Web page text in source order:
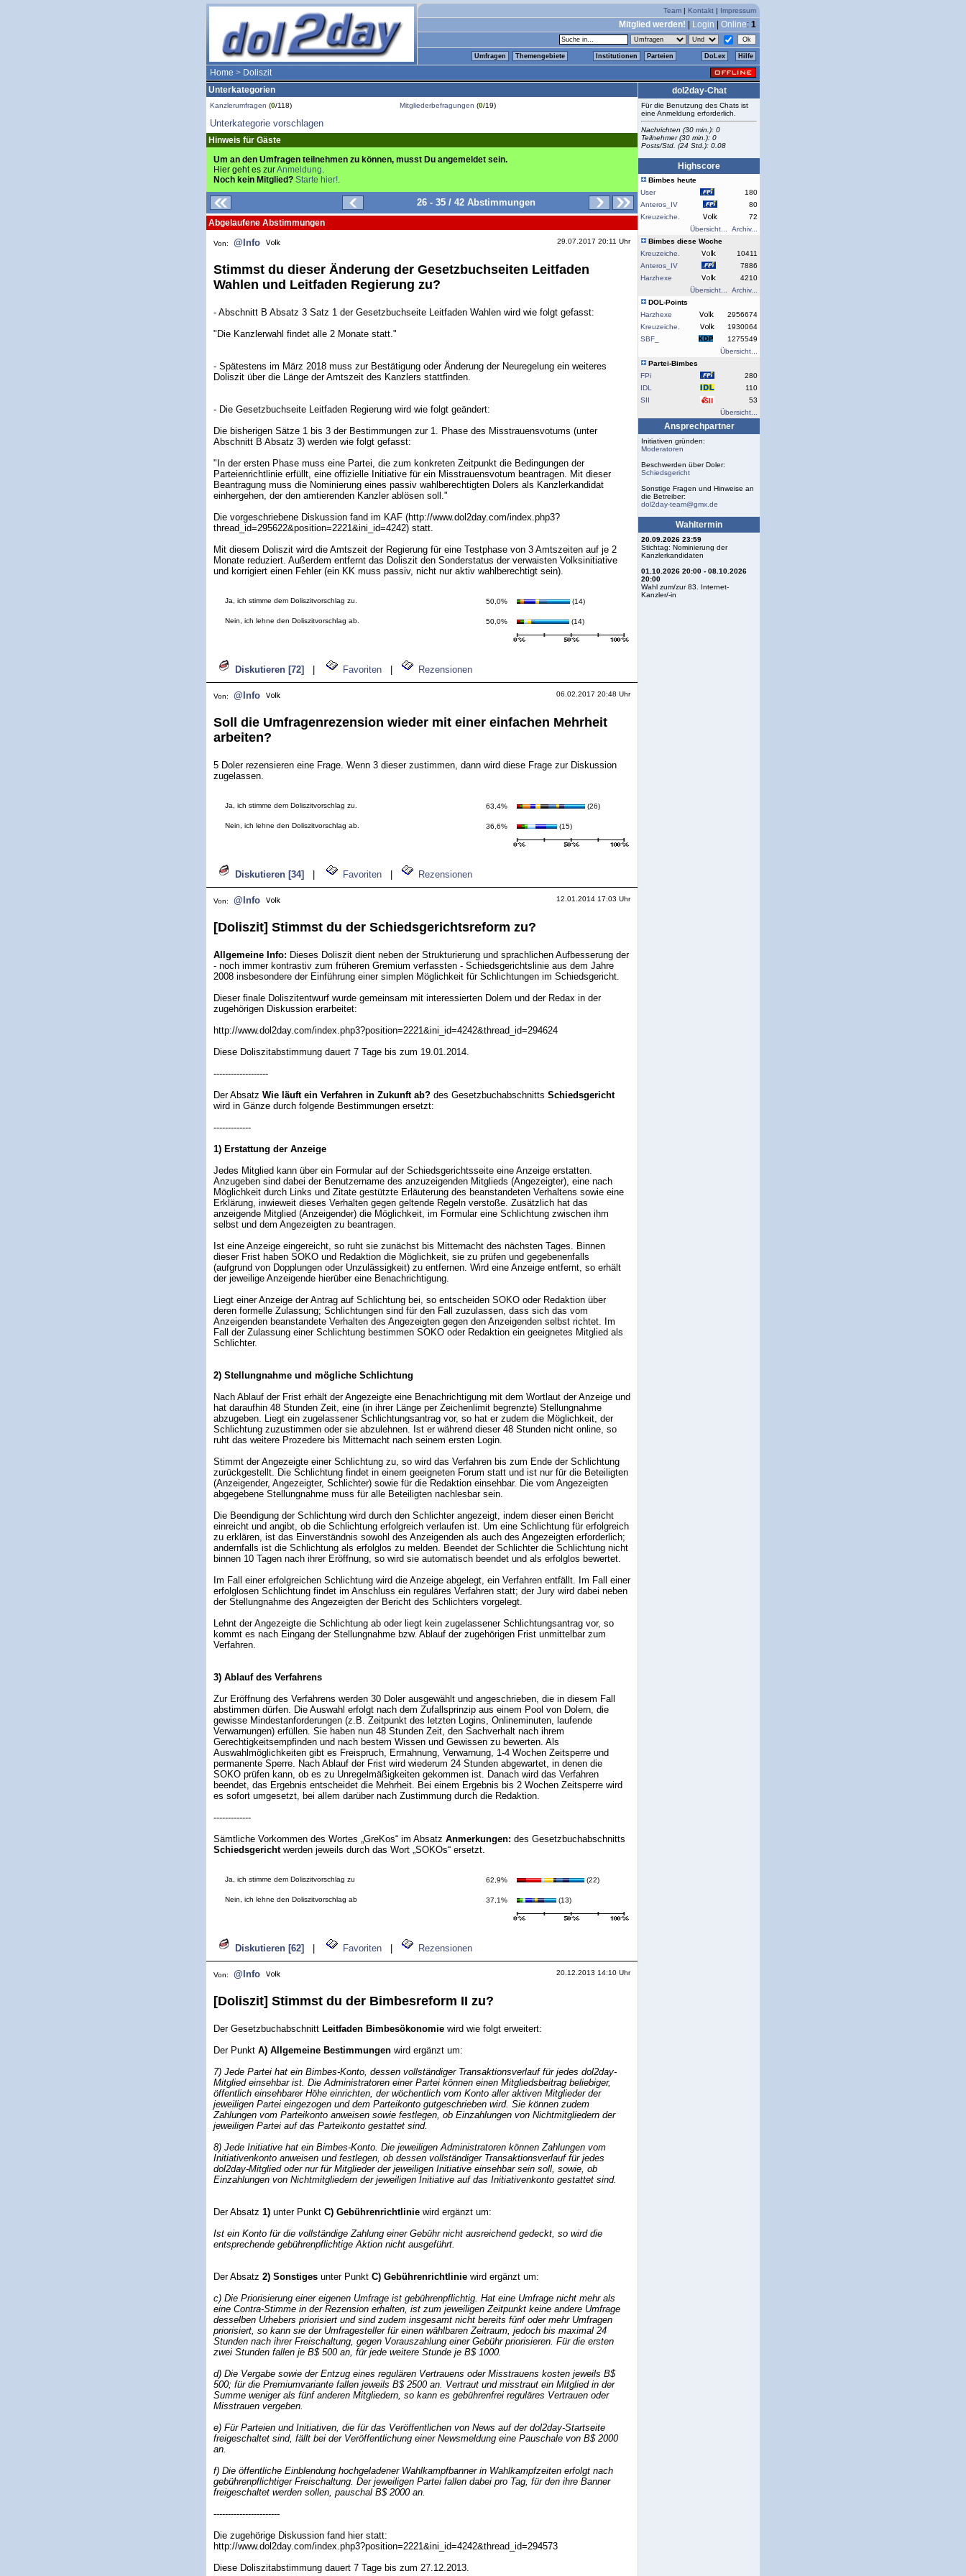
Team | Kontakt | Impressum
Mitglied werden! Login Online: 1
Umfragen Themengebiete Institutionen Parteien DoLex Hilfe
Home > Doliszit
Unterkategorien
Kanzlerumfragen (0/118) Mitgliederbefragungen (0/19)
Unterkategorie vorschlagen
Hinweis für Gäste
Um an den Umfragen teilnehmen zu können, musst Du angemeldet sein.
Hier geht es zurAnmeldung.
Noch kein Mitglied? Starte hier!.
26 - 35 / 42 Abstimmungen
Abgelaufene Abstimmungen
Von: @Info 29.07.2017 20:11 Uhr
Stimmst du dieser Änderung der Gesetzbuchseiten Leitfaden
Wahlen und Leitfaden Regierung zu?
- Abschnitt B Absatz 3 Satz 1 der Gesetzbuchseite Leitfaden Wahlen wird wie folgt gefasst:
"Die Kanzlerwahl findet alle 2 Monate statt."
- Spätestens im März 2018 muss zur Bestätigung oder Änderung der Neuregelung ein weiteres
Doliszit über die Länge der Amtszeit des Kanzlers stattfinden.
- Die Gesetzbuchseite Leitfaden Regierung wird wie folgt geändert:
Die bisherigen Sätze 1 bis 3 der Bestimmungen zur 1. Phase des Misstrauensvotums (unter
Abschnitt B Absatz 3) werden wie folgt gefasst:
"In der ersten Phase muss eine Partei, die zum konkreten Zeitpunkt die Bedingungen der
Parteienrichtlinie erfüllt, eine offizielle Initiative für ein Misstrauensvotum beantragen. Mit dieser
Beantragung muss die Nominierung eines passiv wahlberechtigten Dolers als Kanzlerkandidat
einhergehen, der den amtierenden Kanzler ablösen soll."
Die vorgeschriebene Diskussion fand im KAF (http://www.dol2day.com/index.php3?
thread_id=295622&position=2221&ini_id=4242) statt.
Mit diesem Doliszit wird die Amtszeit der Regierung für eine Testphase von 3 Amtszeiten auf je 2
Monate reduziert. Außerdem entfernt das Doliszit den Sonderstatus der verwaisten Volksinitiative
und korrigiert einen Fehler (ein KK muss passiv, nicht nur aktiv wahlberechtigt sein).
Ja, ich stimme dem Doliszitvorschlag zu. 50,0% (14)
Nein, ich lehne den Doliszitvorschlag ab. 50,0% (14)
Diskutieren [72] Favoriten Rezensionen
Von: @Info 06.02.2017 20:48 Uhr
Soll die Umfragenrezension wieder mit einer einfachen Mehrheit
arbeiten?
5 Doler rezensieren eine Frage. Wenn 3 dieser zustimmen, dann wird diese Frage zur Diskussion
zugelassen.
Ja, ich stimme dem Doliszitvorschlag zu. 63,4% (26)
Nein, ich lehne den Doliszitvorschlag ab. 36,6% (15)
Diskutieren [34] Favoriten Rezensionen
Von: @Info 12.01.2014 17:03 Uhr
[Doliszit] Stimmst du der Schiedsgerichtsreform zu?
Allgemeine Info: Dieses Doliszit dient neben der Strukturierung und sprachlichen Aufbesserung der
- noch immer kontrastiv zum früheren Gremium verfassten - Schiedsgerichtslinie aus dem Jahre
2008 insbesondere der Einführung einer simplen Möglichkeit für Schlichtungen im Schiedsgericht.
Dieser finale Doliszitentwurf wurde gemeinsam mit interessierten Dolern und der Redax in der
zugehörigen Diskussion erarbeitet:
http://www.dol2day.com/index.php3?position=2221&ini_id=4242&thread_id=294624
Diese Doliszitabstimmung dauert 7 Tage bis zum 19.01.2014.
-------------------
Der Absatz Wie läuft ein Verfahren in Zukunft ab? des Gesetzbuchabschnitts Schiedsgericht
wird in Gänze durch folgende Bestimmungen ersetzt:
-------------
1) Erstattung der Anzeige
Jedes Mitglied kann über ein Formular auf der Schiedsgerichtsseite eine Anzeige erstatten.
Anzugeben sind dabei der Benutzername des anzuzeigenden Mitglieds (Angezeigter), eine nach
Möglichkeit durch Links und Zitate gestützte Erläuterung des beanstandeten Verhaltens sowie eine
Erklärung, inwieweit dieses Verhalten gegen geltende Regeln verstoße. Zusätzlich hat das
anzeigende Mitglied (Anzeigender) die Möglichkeit, im Formular eine Schlichtung zwischen ihm
selbst und dem Angezeigten zu beantragen.
Ist eine Anzeige eingereicht, so ruht sie zunächst bis Mitternacht des nächsten Tages. Binnen
dieser Frist haben SOKO und Redaktion die Möglichkeit, sie zu prüfen und gegebenenfalls
(aufgrund von Dopplungen oder Unzulässigkeit) zu entfernen. Wird eine Anzeige entfernt, so erhält
der jeweilige Anzeigende hierüber eine Benachrichtigung.
Liegt einer Anzeige der Antrag auf Schlichtung bei, so entscheiden SOKO oder Redaktion über
deren formelle Zulassung; Schlichtungen sind für den Fall zuzulassen, dass sich das vom
Anzeigenden beanstandete Verhalten des Angezeigten gegen den Anzeigenden selbst richtet. Im
Fall der Zulassung einer Schlichtung bestimmen SOKO oder Redaktion ein geeignetes Mitglied als
Schlichter.
2) Stellungnahme und mögliche Schlichtung
Nach Ablauf der Frist erhält der Angezeigte eine Benachrichtigung mit dem Wortlaut der Anzeige und
hat daraufhin 48 Stunden Zeit, eine (in ihrer Länge per Zeichenlimit begrenzte) Stellungnahme
abzugeben. Liegt ein zugelassener Schlichtungsantrag vor, so hat er zudem die Möglichkeit, der
Schlichtung zuzustimmen oder sie abzulehnen. Ist er während dieser 48 Stunden nicht online, so
ruht das weitere Prozedere bis Mitternacht nach seinem ersten Login.
Stimmt der Angezeigte einer Schlichtung zu, so wird das Verfahren bis zum Ende der Schlichtung
zurückgestellt. Die Schlichtung findet in einem geeigneten Forum statt und ist nur für die Beteiligten
(Anzeigender, Angezeigter, Schlichter) sowie für die Redaktion einsehbar. Die vom Angezeigten
abgegebene Stellungnahme muss für alle Beteiligten nachlesbar sein.
Die Beendigung der Schlichtung wird durch den Schlichter angezeigt, indem dieser einen Bericht
einreicht und angibt, ob die Schlichtung erfolgreich verlaufen ist. Um eine Schlichtung für erfolgreich
zu erklären, ist das Einverständnis sowohl des Anzeigenden als auch des Angezeigten erforderlich;
andernfalls ist die Schlichtung als erfolglos zu melden. Beendet der Schlichter die Schlichtung nicht
binnen 10 Tagen nach ihrer Eröffnung, so wird sie automatisch beendet und als erfolglos bewertet.
Im Fall einer erfolgreichen Schlichtung wird die Anzeige abgelegt, ein Verfahren entfällt. Im Fall einer
erfolglosen Schlichtung findet im Anschluss ein reguläres Verfahren statt; der Jury wird dabei neben
der Stellungnahme des Angezeigten der Bericht des Schlichters vorgelegt.
Lehnt der Angezeigte die Schlichtung ab oder liegt kein zugelassener Schlichtungsantrag vor, so
kommt es nach Eingang der Stellungnahme bzw. Ablauf der zugehörigen Frist unmittelbar zum
Verfahren.
3) Ablauf des Verfahrens
Zur Eröffnung des Verfahrens werden 30 Doler ausgewählt und angeschrieben, die in diesem Fall
abstimmen dürfen. Die Auswahl erfolgt nach dem Zufallsprinzip aus einem Pool von Dolern, die
gewisse Mindestanforderungen (z.B. Zeitpunkt des letzten Logins, Onlineminuten, laufende
Verwarnungen) erfüllen. Sie haben nun 48 Stunden Zeit, den Sachverhalt nach ihrem
Gerechtigkeitsempfinden und nach bestem Wissen und Gewissen zu bewerten. Als
Auswahlmöglichkeiten gibt es Freispruch, Ermahnung, Verwarnung, 1-4 Wochen Zeitsperre und
permanente Sperre. Nach Ablauf der Frist wird wiederum 24 Stunden abgewartet, in denen die
SOKO prüfen kann, ob es zu Unregelmäßigkeiten gekommen ist. Danach wird das Verfahren
beendet, das Ergebnis entscheidet die Mehrheit. Bei einem Ergebnis bis 2 Wochen Zeitsperre wird
es sofort umgesetzt, bei allem darüber nach Zustimmung durch die Redaktion.
-------------
Sämtliche Vorkommen des Wortes „GreKos“ im Absatz Anmerkungen: des Gesetzbuchabschnitts
Schiedsgerichtwerden jeweils durch das Wort „SOKOs“ ersetzt.
Ja, ich stimme dem Doliszitvorschlag zu 62,9% (22)
Nein, ich lehne den Doliszitvorschlag ab 37,1% (13)
Diskutieren [62] Favoriten Rezensionen
Von: @Info 20.12.2013 14:10 Uhr
[Doliszit] Stimmst du der Bimbesreform II zu?
Der Gesetzbuchabschnitt Leitfaden Bimbesökonomie wird wie folgt erweitert:
Der Punkt A) Allgemeine Bestimmungen wird ergänzt um:
7) Jede Partei hat ein Bimbes-Konto, dessen vollständiger Transaktionsverlauf für jedes dol2day-
Mitglied einsehbar ist. Die Administratoren einer Partei können einen Mitgliedsbeitrag beliebiger,
öffentlich einsehbarer Höhe einrichten, der wöchentlich vom Konto aller aktiven Mitglieder der
jeweiligen Partei eingezogen und dem Parteikonto gutgeschrieben wird. Sie können zudem
Zahlungen vom Parteikonto anweisen sowie festlegen, ob Einzahlungen von Nichtmitgliedern der
jeweiligen Partei auf das Parteikonto gestattet sind.
8) Jede Initiative hat ein Bimbes-Konto. Die jeweiligen Administratoren können Zahlungen vom
Initiativenkonto anweisen und festlegen, ob dessen vollständiger Transaktionsverlauf für jedes
dol2day-Mitglied oder nur für Mitglieder der jeweiligen Initiative einsehbar sein soll, sowie, ob
Einzahlungen von Nichtmitgliedern der jeweiligen Initiative auf das Initiativenkonto gestattet sind.
Der Absatz 1) unter Punkt C) Gebührenrichtlinie wird ergänzt um:
Ist ein Konto für die vollständige Zahlung einer Gebühr nicht ausreichend gedeckt, so wird die
entsprechende gebührenpflichtige Aktion nicht ausgeführt.
Der Absatz 2) Sonstiges unter Punkt C) Gebührenrichtlinie wird ergänzt um:
c) Die Priorisierung einer eigenen Umfrage ist gebührenpflichtig. Hat eine Umfrage nicht mehr als
eine Contra-Stimme in der Rezension erhalten, ist zum jeweiligen Zeitpunkt keine andere Umfrage
desselben Urhebers priorisiert und sind zudem insgesamt nicht bereits fünf oder mehr Umfragen
priorisiert, so kann sie der Umfragesteller für einen wählbaren Zeitraum, jedoch bis maximal 24
Stunden nach ihrer Freischaltung, gegen Vorauszahlung einer Gebühr priorisieren. Für die ersten
zwei Stunden fallen je B$ 500 an, für jede weitere Stunde je B$ 1000.
d) Die Vergabe sowie der Entzug eines regulären Vertrauens oder Misstrauens kosten jeweils B$
500; für die Premiumvariante fallen jeweils B$ 2500 an. Vertraut und misstraut ein Mitglied in der
Summe weniger als fünf anderen Mitgliedern, so kann es gebührenfrei reguläres Vertrauen oder
Misstrauen vergeben.
e) Für Parteien und Initiativen, die für das Veröffentlichen von News auf der dol2day-Startseite
freigeschaltet sind, fällt bei der Veröffentlichung einer Newsmeldung eine Pauschale von B$ 2000
an.
f) Die öffentliche Einblendung hochgeladener Wahlkampfbanner in Wahlkampfzeiten erfolgt nach
gebührenpflichtiger Freischaltung. Der jeweiligen Partei fallen dabei pro Tag, für den ihre Banner
freigeschaltet werden sollen, pauschal B$ 2000 an.
-----------------------
Die zugehörige Diskussion fand hier statt:
http://www.dol2day.com/index.php3?position=2221&ini_id=4242&thread_id=294573
Diese Doliszitabstimmung dauert 7 Tage bis zum 27.12.2013.
dol2day-Chat
Für die Benutzung des Chats ist
eine Anmeldung erforderlich.
Nachrichten (30 min.): 0
Teilnehmer (30 min.): 0
Posts/Std. (24 Std.): 0.08
Highscore
Bimbes heute
User
180
Anteros_IV
80
Kreuzeiche.
72
Übersicht...
Archiv...
Bimbes diese Woche
Kreuzeiche.
10411
Anteros_IV
7886
Harzhexe
4210
Übersicht...
Archiv...
DOL-Points
Harzhexe
2956674
Kreuzeiche.
1930064
SBF_
1275549
Übersicht...
Partei-Bimbes
FPi
280
IDL
110
SII
53
Übersicht...
Ansprechpartner
Initiativen gründen:
Moderatoren
Beschwerden über Doler:
Schiedsgericht
Sonstige Fragen und Hinweise an
die Betreiber:
dol2day-team@gmx.de
Wahltermin
20.09.2026 23:59
Stichtag: Nominierung der
Kanzlerkandidaten
01.10.2026 20:00 - 08.10.2026
20:00
Wahl zum/zur 83. Internet-
Kanzler/-in